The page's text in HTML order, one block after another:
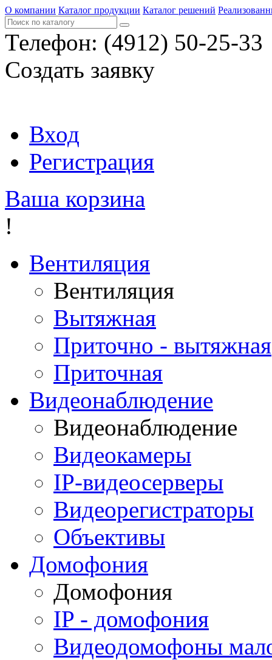
О компании Каталог продукции Каталог решений
Телефон: (4912) 50-25-33
Создать заявку
Вход
Регистрация
Ваша корзина
!
Вентиляция
Вентиляция
Вытяжная
Приточно - вытяжная
Приточная
Видеонаблюдение
Видеонаблюдение
Видеокамеры
IP-видеосерверы
Видеорегистраторы
Объективы
Домофония
Домофония
IP - домофония
Видеодомофоны